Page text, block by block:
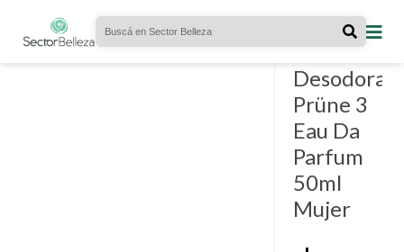
KITS- 21
Perfume +
Prüne 3
Eau Da
Parfum
50ml
Mujer